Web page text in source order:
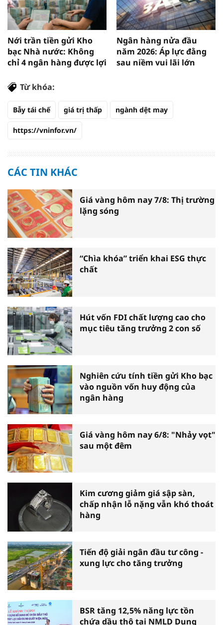
Nới trần tiền gửi Kho
bạc Nhà nước: Không
chỉ 4 ngân hàng được lợi
Ngân hàng nửa đầu
năm 2026: Áp lực đằng
sau niềm vui lãi lớn
Từ khóa:
Bẫy tái chế giá trị thấp ngành dệt may
https://vninfor.vn/
CÁC TIN KHÁC
Giá vàng hôm nay 7/8: Thị trường
lặng sóng
“Chìa khóa” triển khai ESG thực
chất
Hút vốn FDI chất lượng cao cho
mục tiêu tăng trưởng 2 con số
Nghiên cứu tính tiền gửi Kho bạc
vào nguồn vốn huy động của
ngân hàng
Giá vàng hôm nay 6/8: "Nhảy vọt"
sau một đêm
Kim cương giảm giá sập sàn,
chấp nhận lỗ nặng vẫn khó thoát
hàng
Tiến độ giải ngân đầu tư công -
xung lực cho tăng trưởng
BSR tăng 12,5% năng lực tồn
chứa dầu thô tại NMLD Dung